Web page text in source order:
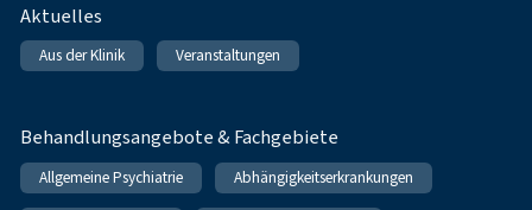
Fußnavigation
Aktuelles
Aus der Klinik Veranstaltungen
Behandlungsangebote & Fachgebiete
Allgemeine Psychiatrie Abhängigkeitserkrankungen